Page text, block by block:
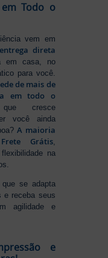
em Todo o
vem em
entrega direta
em casa, no
para você.
de mais de
em todo o
cresce
você ainda
A maioria
Grátis,
na
se adapta
e receba seus
agilidade e
e